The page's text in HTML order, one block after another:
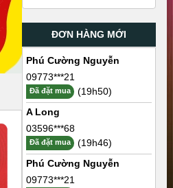
ĐƠN HÀNG MỚI
Phú Cường Nguyễn
09773***21
Đã đặt mua
(19h50)
A Long
03596***68
Đã đặt mua
(19h46)
Phú Cường Nguyễn
09773***21